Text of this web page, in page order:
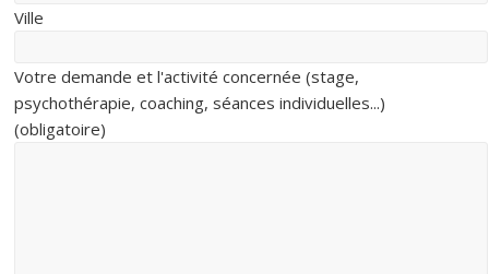
Ville
Votre demande et l'activité concernée (stage,
psychothérapie, coaching, séances individuelles...)
(obligatoire)